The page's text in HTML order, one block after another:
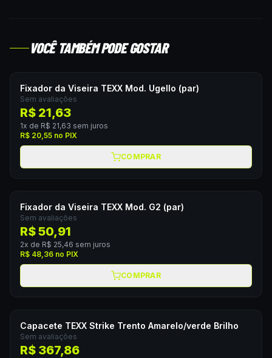
VOCÊ TAMBÉM PODE GOSTAR
Fixador da Viseira TEXX Mod. Ugello (par)
Sem avaliações
R$ 21,63
1x de R$ 21,63 sem juros
R$ 20,55 no PIX
COMPRAR
Fixador da Viseira TEXX Mod. G2 (par)
Sem avaliações
R$ 50,91
2x de R$ 25,46 sem juros
R$ 48,36 no PIX
COMPRAR
Capacete TEXX Strike Trento Amarelo/verde Brilho
Sem avaliações
R$ 367,86